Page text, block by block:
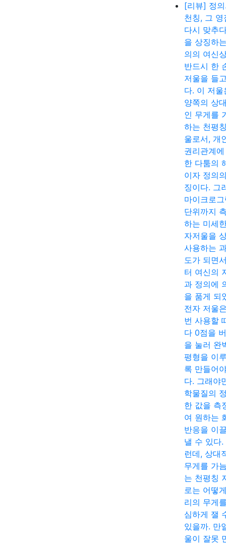
[리뷰] 정
천칭, 그 영
다시 맞추
을 상징하
의의 여신
반드시 한
저울을 들
다. 이 저울
양쪽의 상
인 무게를
하는 천평
울로서, 개
권리관계
한 다툼의
이자 정의
징이다. 그
마이크로
단위까지
하는 미세
자저울을
사용하는
도가 되면
터 여신의
과 정의에
을 품게 되
전자 저울
번 사용할
다 0점을
을 눌러 완
평형을 이
록 만들어
다. 그래야
학물질의
한 값을 측
여 원하는
반응을 이
낼 수 있다.
런데, 상대
무게를 가
는 천평칭
로는 어떻
리의 무게
심하게 잴
있을까. 만
울이 잘못